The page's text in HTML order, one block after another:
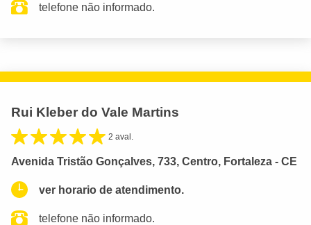
telefone não informado.
Rui Kleber do Vale Martins
2 aval.
Avenida Tristão Gonçalves, 733, Centro, Fortaleza - CE
ver horario de atendimento.
telefone não informado.